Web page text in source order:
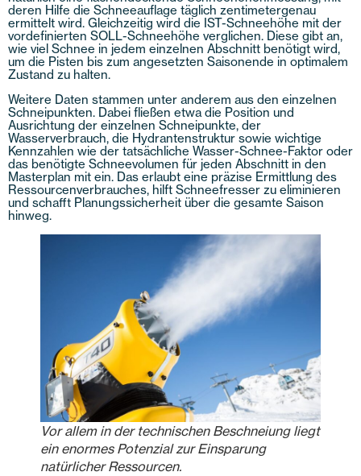
deren Hilfe die Schneeauflage täglich zentimetergenau
ermittelt wird. Gleichzeitig wird die IST-Schneehöhe mit der
vordefinierten SOLL-Schneehöhe verglichen. Diese gibt an,
wie viel Schnee in jedem einzelnen Abschnitt benötigt wird,
um die Pisten bis zum angesetzten Saisonende in optimalem
Zustand zu halten.
Weitere Daten stammen unter anderem aus den einzelnen
Schneipunkten. Dabei fließen etwa die Position und
Ausrichtung der einzelnen Schneipunkte, der
Wasserverbrauch, die Hydrantenstruktur sowie wichtige
Kennzahlen wie der tatsächliche Wasser-Schnee-Faktor oder
das benötigte Schneevolumen für jeden Abschnitt in den
Masterplan mit ein. Das erlaubt eine präzise Ermittlung des
Ressourcenverbrauches, hilft Schneefresser zu eliminieren
und schafft Planungssicherheit über die gesamte Saison
hinweg.
Vor allem in der technischen Beschneiung liegt
ein enormes Potenzial zur Einsparung
natürlicher Ressourcen.